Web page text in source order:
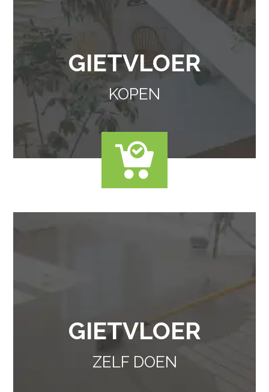
GIETVLOER
KOPEN
GIETVLOER
ZELF DOEN